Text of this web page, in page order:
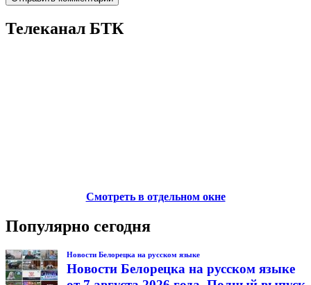
Телеканал БТК
Смотреть в отдельном окне
Популярно сегодня
Новости Белорецка на русском языке
Новости Белорецка на русском языке